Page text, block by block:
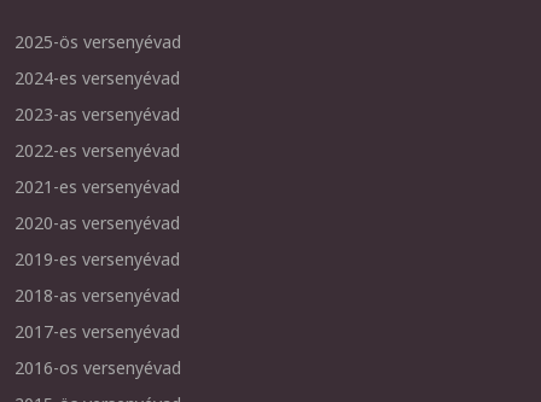
2025-ös versenyévad
2024-es versenyévad
2023-as versenyévad
2022-es versenyévad
2021-es versenyévad
2020-as versenyévad
2019-es versenyévad
2018-as versenyévad
2017-es versenyévad
2016-os versenyévad